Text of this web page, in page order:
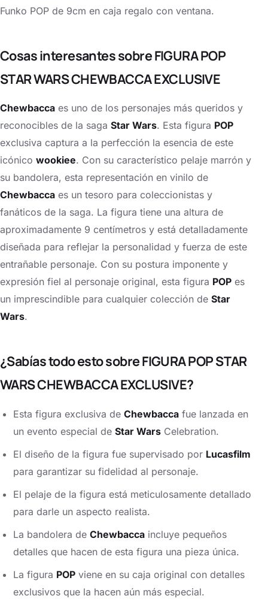
Funko POP de 9cm en caja regalo con ventana.
Cosas interesantes sobre FIGURA POP
STAR WARS CHEWBACCA EXCLUSIVE
Chewbacca es uno de los personajes más queridos y
reconocibles de la saga Star Wars. Esta figura POP
exclusiva captura a la perfección la esencia de este
icónico wookiee. Con su característico pelaje marrón y
su bandolera, esta representación en vinilo de
Chewbacca es un tesoro para coleccionistas y
fanáticos de la saga. La figura tiene una altura de
aproximadamente 9 centímetros y está detalladamente
diseñada para reflejar la personalidad y fuerza de este
entrañable personaje. Con su postura imponente y
expresión fiel al personaje original, esta figura POP es
un imprescindible para cualquier colección de Star
Wars.
¿Sabías todo esto sobre FIGURA POP STAR
WARS CHEWBACCA EXCLUSIVE?
Esta figura exclusiva de Chewbacca fue lanzada en
un evento especial de Star Wars Celebration.
El diseño de la figura fue supervisado por Lucasfilm
para garantizar su fidelidad al personaje.
El pelaje de la figura está meticulosamente detallado
para darle un aspecto realista.
La bandolera de Chewbacca incluye pequeños
detalles que hacen de esta figura una pieza única.
La figura POP viene en su caja original con detalles
exclusivos que la hacen aún más especial.